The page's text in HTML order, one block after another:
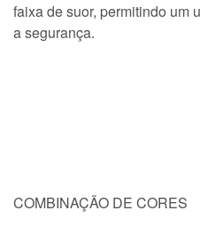
faixa de suor, permitindo um
a segurança.
COMBINAÇÃO DE CORES